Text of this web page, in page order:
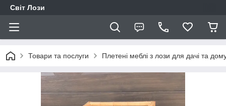
Світ Лози
Товари та послуги Плетені меблі з лози для дачі та